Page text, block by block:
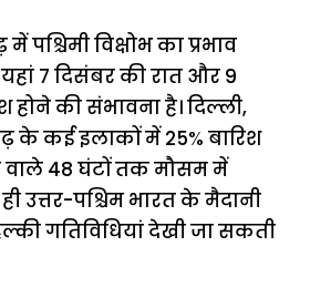
पश्चिमी विक्षोभ का प्रभाव
7 दिसंबर की रात और 9
होने की संभावना है। दिल्ली,
के कई इलाकों में 25% बारिश
48 घंटों तक मौसम में
उत्तर-पश्चिम भारत के मैदानी
गतिविधियां देखी जा सकती